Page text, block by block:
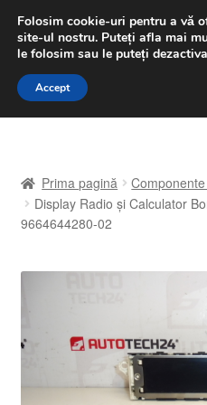
LIVRARE de la 33 lei
luni-vineri 9 a.m. - 4
Sari
Sari
A lua legatura
Despre noi
Finalizare comandă
Prima pagină
Display Radio şi Calculator
9664644280-02
Folosim cookie-uri pentru a vă
site-ul nostru. Puteți afla mai
le folosim sau le puteți
Accept